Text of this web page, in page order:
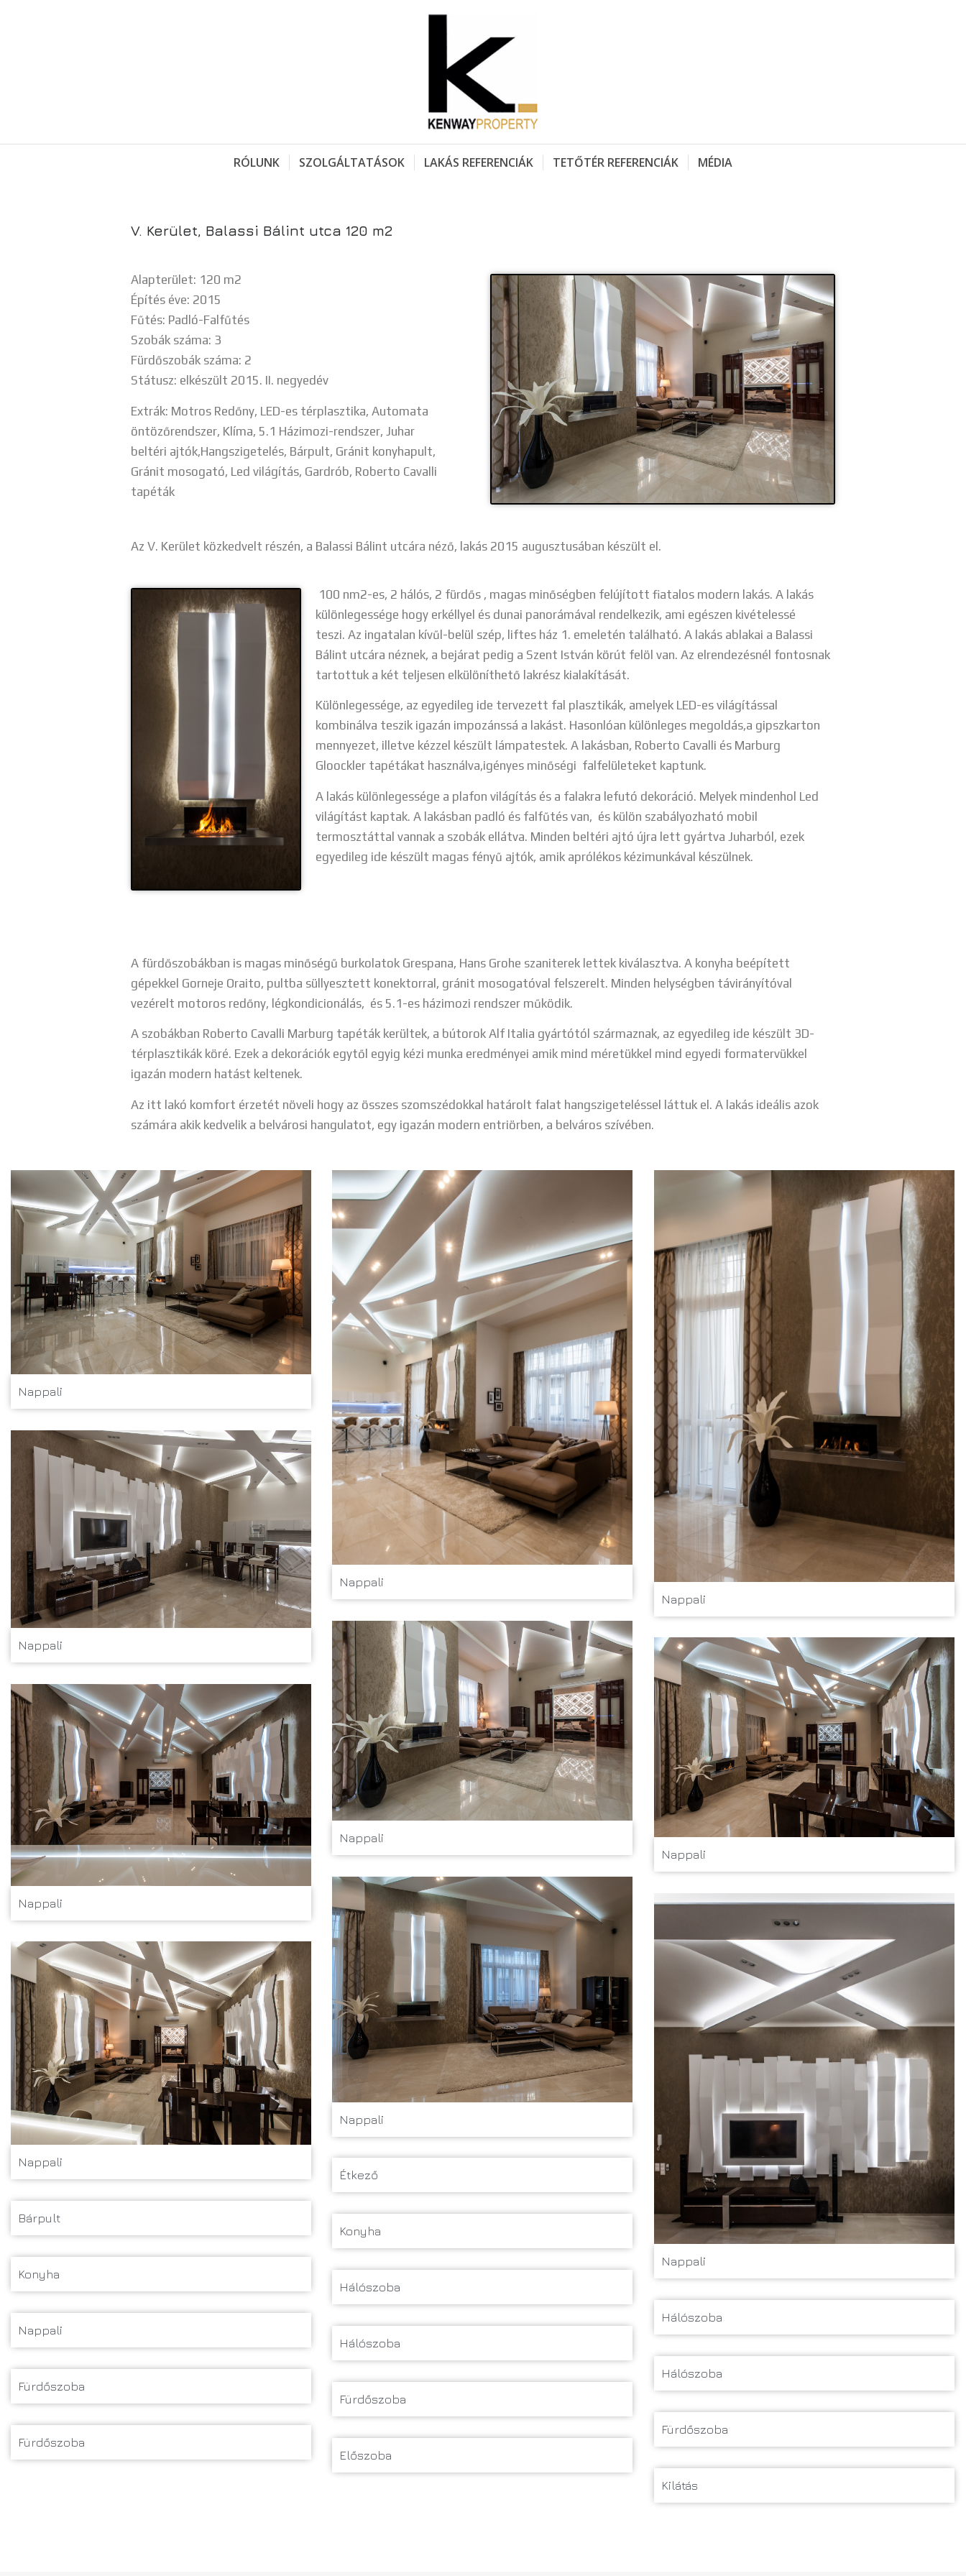
RÓLUNK SZOLGÁLTATÁSOK LAKÁS REFERENCIÁK TETŐTÉR REFERENCIÁK MÉDIA
V. Kerület, Balassi Bálint utca 120 m2
Alapterület: 120 m2
Építés éve: 2015
Fűtés: Padló-Falfűtés
Szobák száma: 3
Fürdőszobák száma: 2
Státusz: elkészült 2015. II. negyedév
Extrák: Motros Redőny, LED-es térplasztika, Automata
öntözőrendszer, Klíma, 5.1 Házimozi-rendszer, Juhar
beltéri ajtók,Hangszigetelés, Bárpult, Gránit konyhapult,
Gránit mosogató, Led világítás, Gardrób, Roberto Cavalli
tapéták
Az V. Kerület közkedvelt részén, a Balassi Bálint utcára néző, lakás 2015 augusztusában készült el.
100 nm2-es, 2 hálós, 2 fürdős , magas minőségben felújított fiatalos modern lakás. A lakás
különlegessége hogy erkéllyel és dunai panorámával rendelkezik, ami egészen kivételessé
teszi.Az ingatalan kívűl-belül szép, liftes ház 1. emeletén található. A lakás ablakai a Balassi
Bálint utcára néznek, a bejárat pedig a Szent István körút felöl van. Az elrendezésnél fontosnak
tartottuk a két teljesen elkülöníthető lakrész kialakítását.
Különlegessége, az egyedileg ide tervezett fal plasztikák, amelyek LED-es világítással
kombinálva teszik igazán impozánssá a lakást. Hasonlóan különleges megoldás,a gipszkarton
mennyezet, illetve kézzel készült lámpatestek. A lakásban, Roberto Cavalli és Marburg
Gloockler tapétákat használva,igényes minőségi falfelületeket kaptunk.
A lakás különlegessége a plafon világítás és a falakra lefutó dekoráció. Melyek mindenhol Led
világítást kaptak. A lakásban padló és falfűtés van, és külön szabályozható mobil
termosztáttal vannak a szobák ellátva. Minden beltéri ajtó újra lett gyártva Juharból, ezek
egyedileg ide készült magas fényű ajtók, amik aprólékos kézimunkával készülnek.
A fürdőszobákban is magas minőségű burkolatok Grespana, Hans Grohe szaniterek lettek kiválasztva. A konyha beépített
gépekkel Gorneje Oraito, pultba süllyesztett konektorral, gránit mosogatóval felszerelt. Minden helységben távirányítóval
vezérelt motoros redőny, légkondicionálás, és 5.1-es házimozi rendszer működik.
A szobákban Roberto Cavalli Marburg tapéták kerültek, a bútorok Alf Italia gyártótól származnak, az egyedileg ide készült 3D-
térplasztikák köré. Ezek a dekorációk egytől egyig kézi munka eredményei amik mind méretükkel mind egyedi formatervükkel
igazán modern hatást keltenek.
Az itt lakó komfort érzetét növeli hogy az összes szomszédokkal határolt falat hangszigeteléssel láttuk el. A lakás ideális azok
számára akik kedvelik a belvárosi hangulatot, egy igazán modern entriörben, a belváros szívében.
Nappali
Nappali
Nappali
Nappali
Nappali
Nappali
Nappali
Nappali
Nappali
Nappali
Étkező
Bárpult
Konyha
Konyha
Hálószoba
Hálószoba
Nappali
Hálószoba
Hálószoba
Fürdőszoba
Fürdőszoba
Fürdőszoba
Fürdőszoba
Előszoba
Kilátás